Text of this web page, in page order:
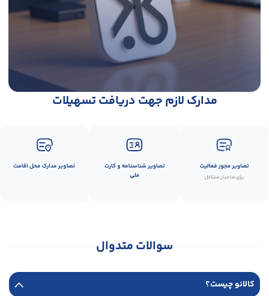
مدارک لازم جهت دریافت تسهیلات
سوالات متدوال
کالانو چیست؟